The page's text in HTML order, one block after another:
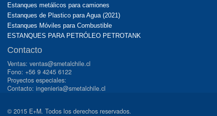
Estanques metálicos para camiones
Estanques de Plastico para Agua (2021)
Estanques Móviles para Combustible
ESTANQUES PARA PETRÓLEO PETROTANK
Contacto
Ventas: ventas@smetalchile.cl
Fono: +56 9 4245 6122
Proyectos especiales:
Contacto: ingenieria@smetalchile.cl
© 2015 E+M. Todos los derechos reservados.